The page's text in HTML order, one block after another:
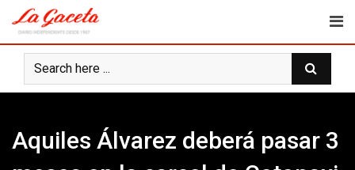
content
Aquiles Álvarez deberá pasar 3